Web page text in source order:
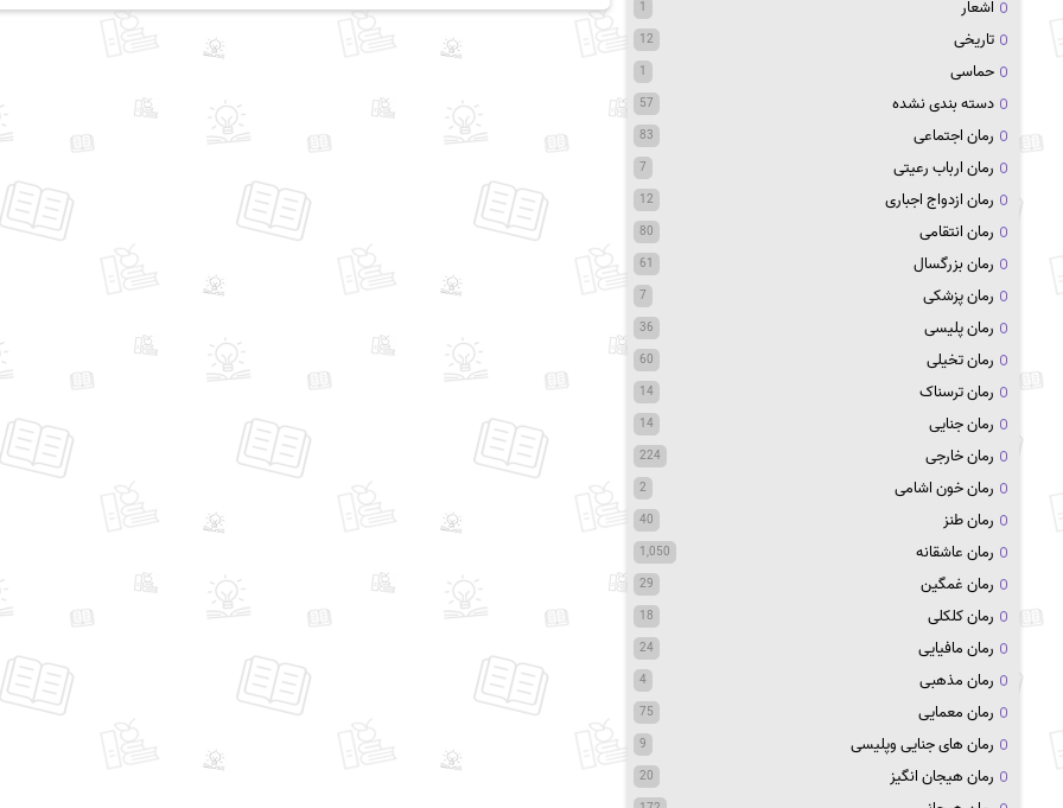
اشعار 1
تاریخی 12
حماسی 1
دسته بندی نشده 57
رمان اجتماعی 83
رمان ارباب رعیتی 7
رمان ازدواج اجباری 12
رمان انتقامی 80
رمان بزرگسال 61
رمان پزشکی 7
رمان پلیسی 36
رمان تخیلی 60
رمان ترسناک 14
رمان جنایی 14
رمان خارجی 224
رمان خون اشامی 2
رمان طنز 40
رمان عاشقانه 1,050
رمان غمگین 29
رمان کلکلی 18
رمان مافیایی 24
رمان مذهبی 4
رمان معمایی 75
رمان های جنایی وپلیسی 9
رمان هیجان انگیز 20